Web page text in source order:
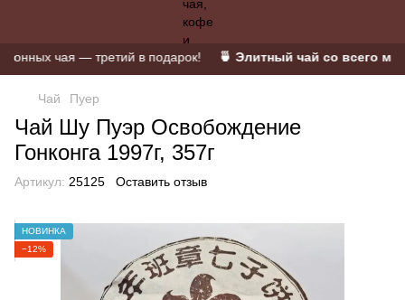
чая — третий в подарок! 🍵 Элитный чай со всего
Чай Пуер
Чай Шу Пуэр Освобождение
Гонконга 1997г, 357г
Артикул: 25125 Оставить отзыв
НОВИНКА
−12%